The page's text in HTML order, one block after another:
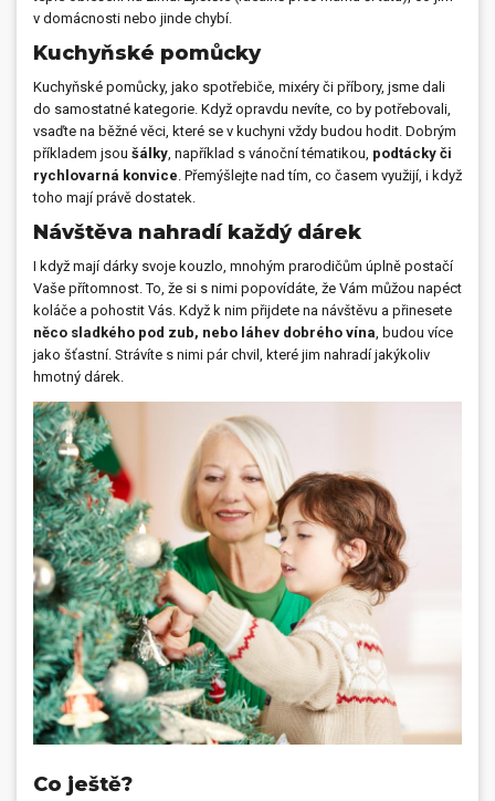
v domácnosti nebo jinde chybí.
Kuchyňské pomůcky
Kuchyňské pomůcky, jako spotřebiče, mixéry či příbory, jsme dali
do samostatné kategorie. Když opravdu nevíte, co by potřebovali,
vsaďte na běžné věci, které se v kuchyni vždy budou hodit. Dobrým
příkladem jsou šálky, například s vánoční tématikou, podtácky či
rychlovarná konvice. Přemýšlejte nad tím, co časem využijí, i když
toho mají právě dostatek.
Návštěva nahradí každý dárek
I když mají dárky svoje kouzlo, mnohým prarodičům úplně postačí
Vaše přítomnost. To, že si s nimi popovídáte, že Vám můžou napéct
koláče a pohostit Vás. Když k nim přijdete na návštěvu a přinesete
něco sladkého pod zub, nebo láhev dobrého vína, budou více
jako šťastní. Strávíte s nimi pár chvil, které jim nahradí jakýkoliv
hmotný dárek.
Co ještě?